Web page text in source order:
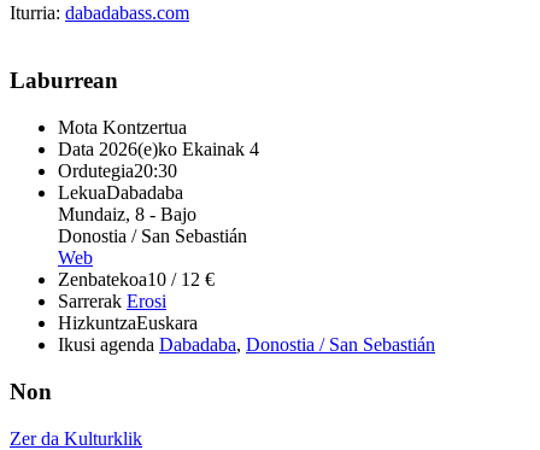
Iturria: dabadabass.com
Laburrean
Mota Kontzertua
Data 2026(e)ko Ekainak 4
Ordutegia20:30
LekuaDabadaba
Mundaiz, 8 - Bajo
Donostia / San Sebastián
Web
Zenbatekoa10 / 12 €
Sarrerak Erosi
HizkuntzaEuskara
Ikusi agenda Dabadaba, Donostia / San Sebastián
Non
Zer da Kulturklik